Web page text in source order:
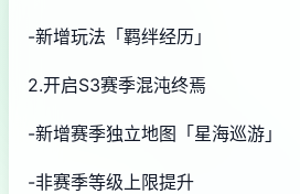
-新增玩法「羁绊经历」
2.开启S3赛季混沌终焉
-新增赛季独立地图「星海巡游」
-非赛季等级上限提升